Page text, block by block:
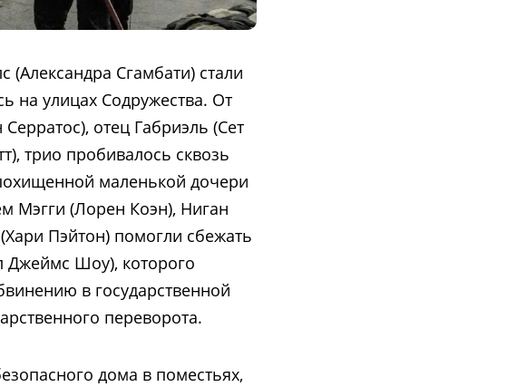
Сгамбати) стали
на улицах Содружества. От
отец Габриэль (Сет
трио пробивалось сквозь
маленькой дочери
Мэгги (Лорен Коэн), Ниган
Пэйтон) помогли сбежать
Джеймс Шоу), которого
в государственной
переворота.
дома в поместьях,